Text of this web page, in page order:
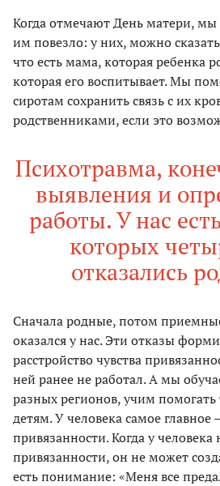
Когда отмечают День матери,
им повезло: у них, можно
что есть мама, которая ребенка
которая его воспитывает. Мы
сиротам сохранить связь с их
родственниками, если это
Психотравма,
выявления и
работы. У нас
которых
отказались
Сначала родные, потом
оказался у нас. Эти отказы
расстройство чувства
ней ранее не работал. А мы
разных регионов, учим
детям. У человека самое главное
привязанности. Когда у человека
привязанности, он не может
есть понимание: «Меня все